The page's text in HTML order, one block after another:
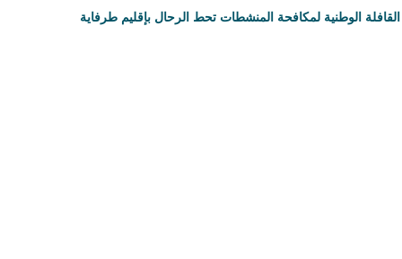
القافلة الوطنية لمكافحة المنشطات تحط الرحال بإقليم طرفاية